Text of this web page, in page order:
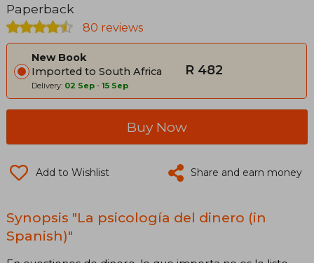
Paperback
80 reviews
New Book
Imported to South Africa
Delivery: 02 Sep - 15 Sep
R 482
Buy Now
Add to Wishlist Share and earn money
Synopsis "La psicología del dinero (in
Spanish)"